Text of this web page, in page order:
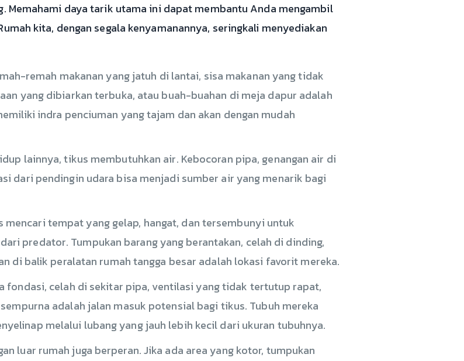
Memahami daya tarik utama ini dapat membantu Anda mengambil
kita, dengan segala kenyamanannya, seringkali menyediakan
remah makanan yang jatuh di lantai, sisa makanan yang tidak
yang dibiarkan terbuka, atau buah-buahan di meja dapur adalah
indra penciuman yang tajam dan akan dengan mudah
lainnya, tikus membutuhkan air. Kebocoran pipa, genangan air di
dari pendingin udara bisa menjadi sumber air yang menarik bagi
mencari tempat yang gelap, hangat, dan tersembunyi untuk
predator. Tumpukan barang yang berantakan, celah di dinding,
di balik peralatan rumah tangga besar adalah lokasi favorit mereka.
fondasi, celah di sekitar pipa, ventilasi yang tidak tertutup rapat,
adalah jalan masuk potensial bagi tikus. Tubuh mereka
melalui lubang yang jauh lebih kecil dari ukuran tubuhnya.
luar rumah juga berperan. Jika ada area yang kotor, tumpukan